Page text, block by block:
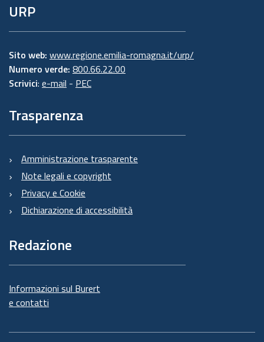
URP
Sito web: www.regione.emilia-romagna.it/urp/
Numero verde: 800.66.22.00
Scrivici: e-mail - PEC
Trasparenza
Amministrazione trasparente
Note legali e copyright
Privacy e Cookie
Dichiarazione di accessibilità
Redazione
Informazioni sul Burert
e contatti